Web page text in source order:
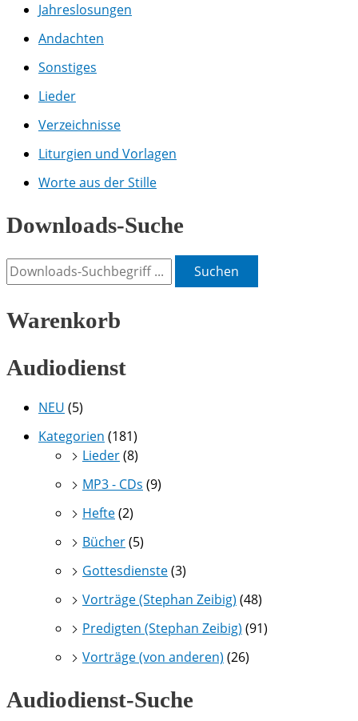
Jahreslosungen
Andachten
Sonstiges
Lieder
Verzeichnisse
Liturgien und Vorlagen
Worte aus der Stille
Downloads-Suche
Suchen
Warenkorb
Audiodienst
NEU (5)
Kategorien (181)
Lieder(8)
MP3 - CDs (9)
Hefte(2)
Bücher(5)
Gottesdienste(3)
Vorträge (Stephan Zeibig) (48)
Predigten (Stephan Zeibig) (91)
Vorträge (von anderen) (26)
Audiodienst-Suche